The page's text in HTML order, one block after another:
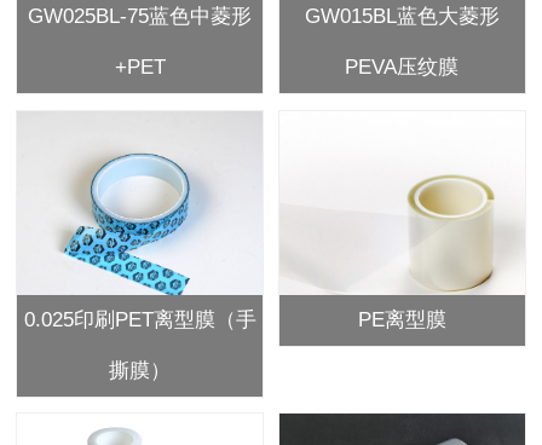
GW025BL-75蓝色中菱形
+PET
GW015BL蓝色大菱形
PEVA压纹膜
0.025印刷PET离型膜（手
撕膜）
PE离型膜